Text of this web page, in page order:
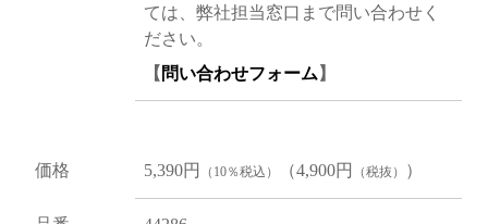
ては、弊社担当窓口まで問い合わせく
ださい。
【 問い合わせフォーム 】
価格 5,390円 （10％税込） （4,900円 （税抜） ）